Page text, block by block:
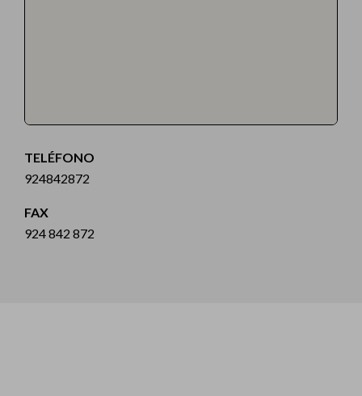
TELÉFONO
924842872
FAX
924 842 872